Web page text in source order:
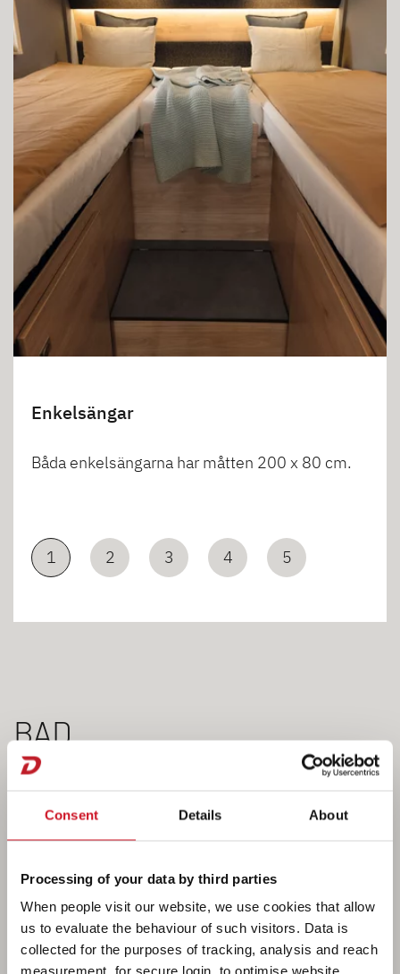
Consent Details About
Processing of your data by third parties
When people visit our website, we use cookies that allow
us to evaluate the behaviour of such visitors. Data is
collected for the purposes of tracking, analysis and reach
measurement, for secure login, to optimise website
Enkelsängar
Båda enkelsängarna har måtten 200 x 80 cm.
1 2 3 4 5
BAD
Skala upp ditt badrum!
Standardmässigt finns badrummet på husbilens
höger. Det blir genialt när badrumsdörren skiljer
hela den bakre delen av husbilen från bodelen. På
så sätt uppstår ett rymligt bad över hela husbilens
bredd. Gångområdet blir till ett generöst